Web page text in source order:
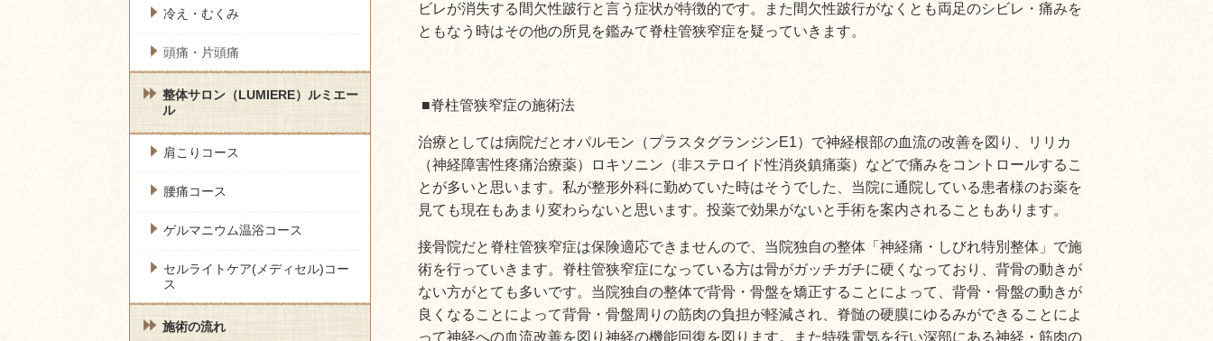
ビレが消失する間欠性跛行と言う症状が特徴的です。また間欠性跛行がなくとも両足のシビレ・痛みを
ともなう時はその他の所見を鑑みて脊柱管狭窄症を疑っていきます。
■脊柱管狭窄症の施術法
治療としては病院だとオパルモン（プラスタグランジンE1）で神経根部の血流の改善を図り、リリカ
（神経障害性疼痛治療薬）ロキソニン（非ステロイド性消炎鎮痛薬）などで痛みをコントロールするこ
とが多いと思います。私が整形外科に勤めていた時はそうでした、当院に通院している患者様のお薬を
見ても現在もあまり変わらないと思います。投薬で効果がないと手術を案内されることもあります。
接骨院だと脊柱管狭窄症は保険適応できませんので、当院独自の整体「神経痛・しびれ特別整体」で施
術を行っていきます。脊柱管狭窄症になっている方は骨がガッチガチに硬くなっており、背骨の動きが
ない方がとても多いです。当院独自の整体で背骨・骨盤を矯正することによって、背骨・骨盤の動きが
良くなることによって背骨・骨盤周りの筋肉の負担が軽減され、脊髄の硬膜にゆるみができることによ
って神経への血流改善を図り神経の機能回復を図ります。また特殊電気を行い深部にある神経・筋肉の
冷え・むくみ
頭痛・片頭痛
整体サロン（LUMIERE）ルミエー
ル
肩こりコース
腰痛コース
ゲルマニウム温浴コース
セルライトケア(メディセル)コー
ス
施術の流れ